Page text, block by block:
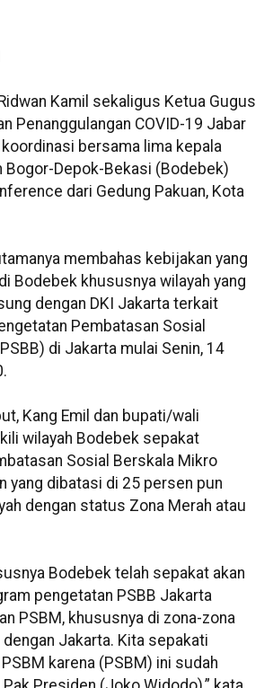
Kamil sekaligus Ketua Gugus
Penanggulangan COVID-19 Jabar
bersama lima kepala
Bogor-Depok-Bekasi (Bodebek)
dari Gedung Pakuan, Kota
membahas kebijakan yang
Bodebek khususnya wilayah yang
dengan DKI Jakarta terkait
Pembatasan Sosial
di Jakarta mulai Senin, 14
Kang Emil dan bupati/wali
wilayah Bodebek sepakat
Sosial Berskala Mikro
yang dibatasi di 25 persen pun
dengan status Zona Merah atau
Bodebek telah sepakat akan
pengetatan PSBB Jakarta
PSBM, khususnya di zona-zona
Jakarta. Kita sepakati
karena (PSBM) ini sudah